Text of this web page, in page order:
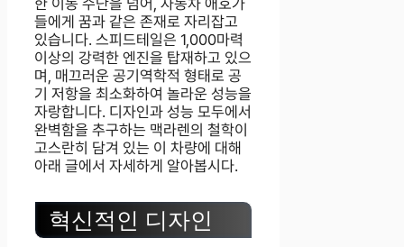
한 이동 수단을 넘어, 자동차 애호가
들에게 꿈과 같은 존재로 자리잡고
있습니다. 스피드테일은 1,000마력
이상의 강력한 엔진을 탑재하고 있으
며, 매끄러운 공기역학적 형태로 공
기 저항을 최소화하여 놀라운 성능을
자랑합니다. 디자인과 성능 모두에서
완벽함을 추구하는 맥라렌의 철학이
고스란히 담겨 있는 이 차량에 대해
아래 글에서 자세하게 알아봅시다.
혁신적인 디자인